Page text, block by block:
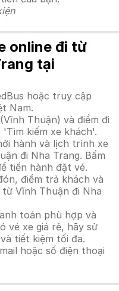
online đi từ
tại
hoặc truy cập
Nam.
Thuận) và điểm đi
kiếm xe khách'.
hành và lịch trình xe
đi Nha Trang. Bấm
tiến hành đặt vé.
điểm trả khách và
Vĩnh Thuận đi Nha
toán phù hợp và
vé xe giá rẻ, hãy sử
tiết kiệm tối đa.
hoặc số điện thoại